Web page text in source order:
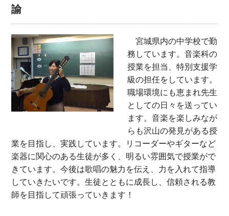
諭
宮城県内の中学校で勤
務しています。音楽科の
授業を担当、特別支援学
級の担任をしています。
職場環境にも恵まれ先生
としての日々を送ってい
ます。音楽を楽しみなが
らも沢山の発見がある授
業を目指し、実践しています。リコーダーやギターなど
楽器に関心のある生徒が多く、明るい雰囲気で授業がで
きています。今後は歌唱の魅力を伝え、力を入れて指導
していきたいです。生徒とともに成長し、信頼される教
師を目指して頑張っていきます！